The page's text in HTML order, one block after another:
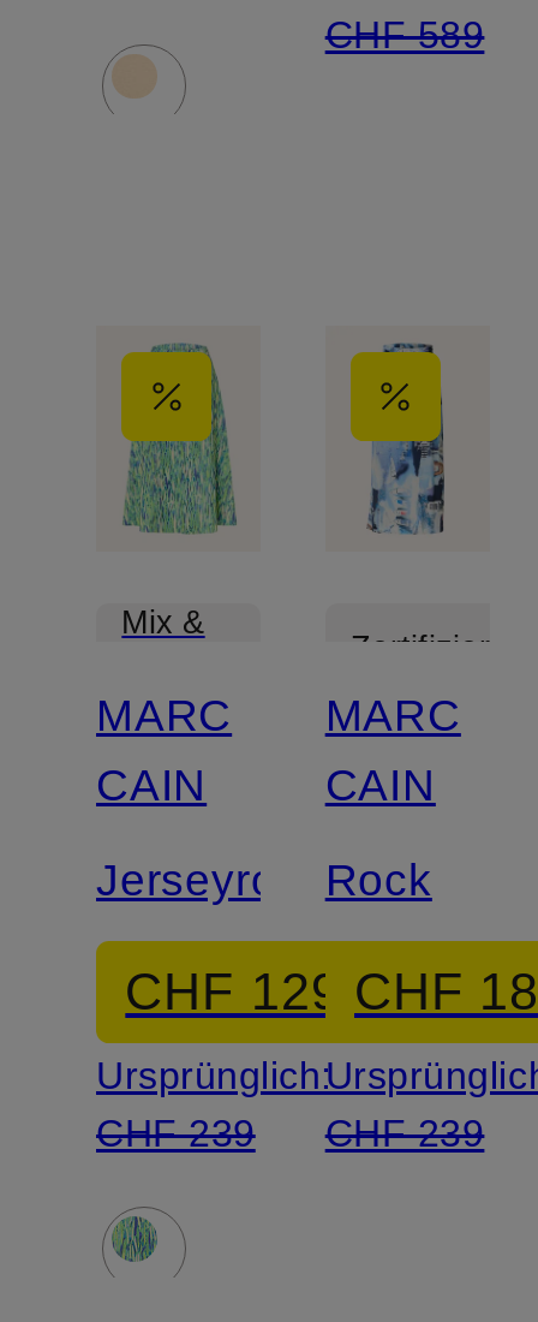
CHF 589
Mix &
MARC
CAIN
Jerseyrock
CHF 129
Ursprünglich:
CHF 239
Zertifiziert
MARC
CAIN
Rock
CHF
CHF 239